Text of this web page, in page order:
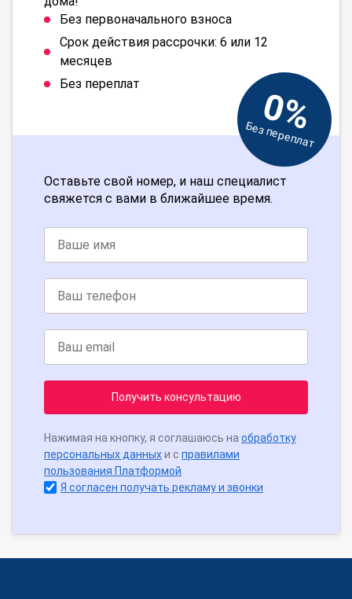
Без первоначального взноса
Срок действия рассрочки: 6 или 12
месяцев
Без переплат
0%
Без переплат
Оставьте свой номер, и наш специалист
свяжется с вами в ближайшее время.
Получить консультацию
Нажимая на кнопку, я соглашаюсь на обработку
персональных данныхи с правилами
пользования Платформой
Я согласен получать рекламу и звонки